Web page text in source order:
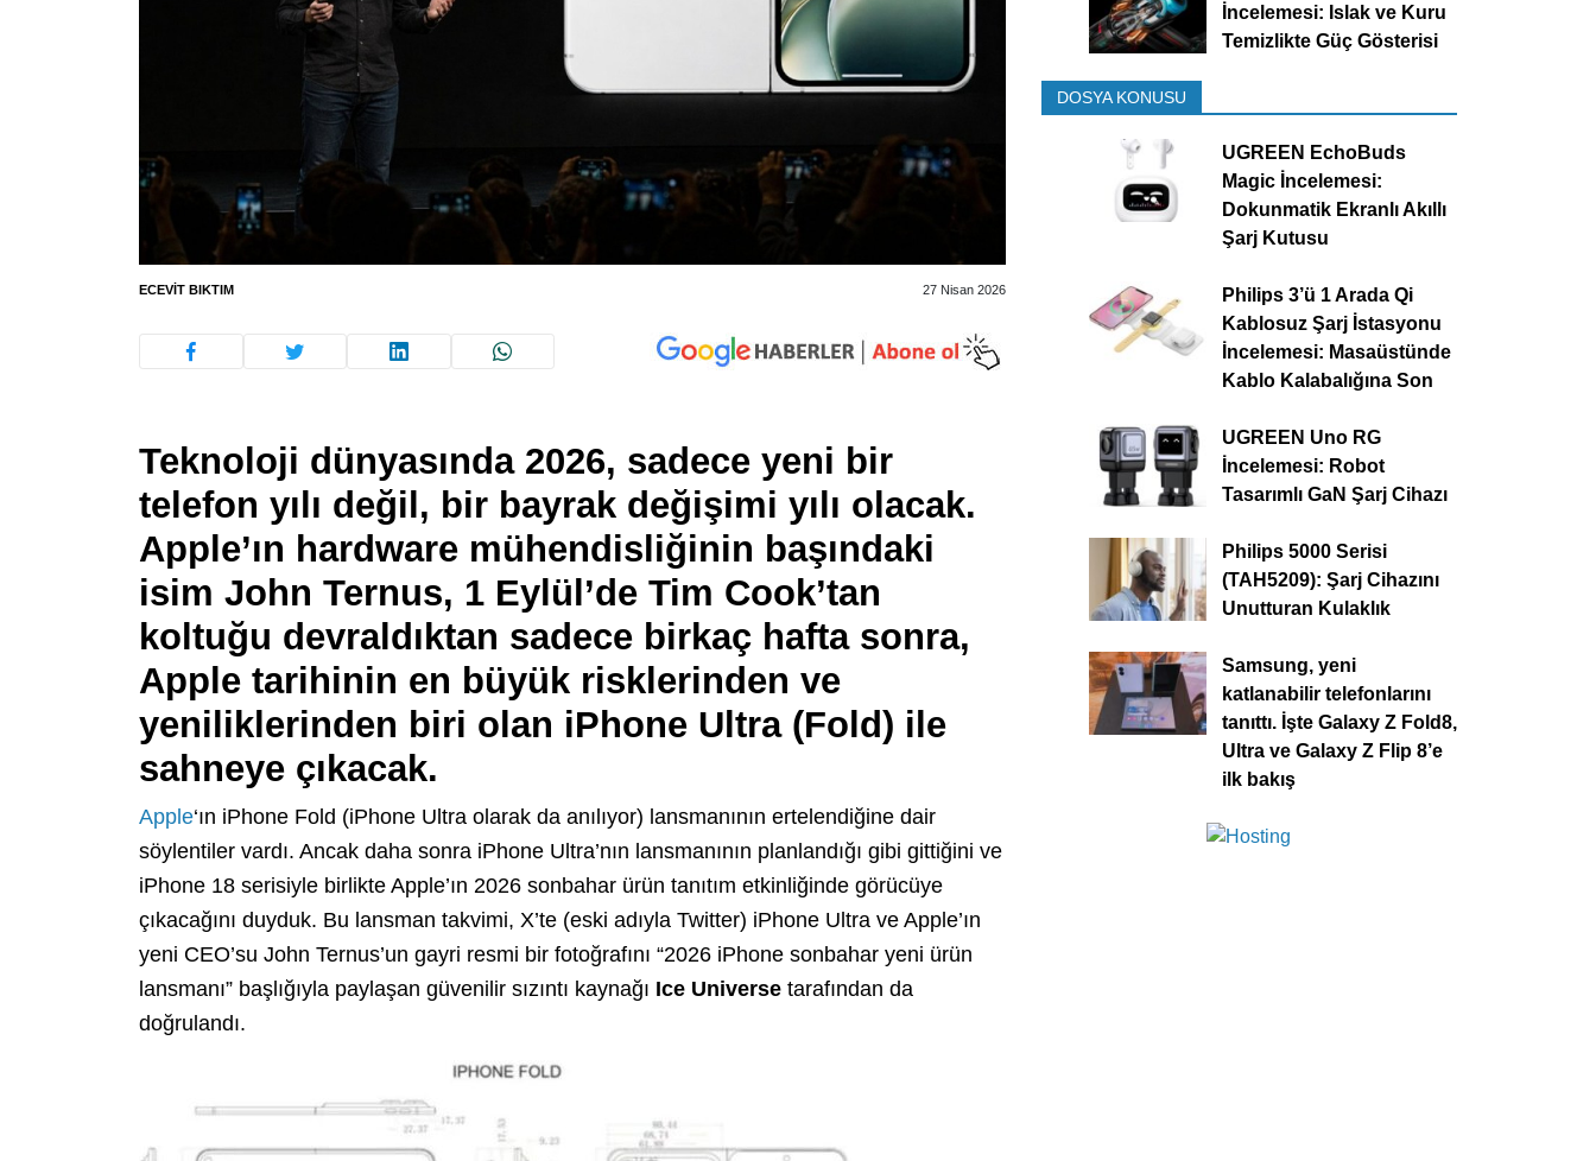
ECEVIT BIKTIM 27 Nisan 2026
Teknoloji dünyasında 2026, sadece yeni bir
telefon yılı değil, bir bayrak değişimi yılı olacak.
Apple’ın hardware mühendisliğinin başındaki
isim John Ternus, 1 Eylül’de Tim Cook’tan
koltuğu devraldıktan sadece birkaç hafta sonra,
Apple tarihinin en büyük risklerinden ve
yeniliklerinden biri olan iPhone Ultra (Fold) ile
sahneye çıkacak.
Apple‘ın iPhone Fold (iPhone Ultra olarak da anılıyor) lansmanının ertelendiğine dair
söylentiler vardı. Ancak daha sonra iPhone Ultra’nın lansmanının planlandığı gibi gittiğini ve
iPhone 18 serisiyle birlikte Apple’ın 2026 sonbahar ürün tanıtım etkinliğinde görücüye
çıkacağını duyduk. Bu lansman takvimi, X’te (eski adıyla Twitter) iPhone Ultra ve Apple’ın
yeni CEO’su John Ternus’un gayri resmi bir fotoğrafını “2026 iPhone sonbahar yeni ürün
lansmanı” başlığıyla paylaşan güvenilir sızıntı kaynağı Ice Universe tarafından da
doğrulandı.
İncelemesi: Islak ve Kuru
Temizlikte Güç Gösterisi
DOSYA KONUSU
UGREEN EchoBuds
Magic İncelemesi:
Dokunmatik Ekranlı Akıllı
Şarj Kutusu
Philips 3’ü 1 Arada Qi
Kablosuz Şarj İstasyonu
İncelemesi: Masaüstünde
Kablo Kalabalığına Son
UGREEN Uno RG
İncelemesi: Robot
Tasarımlı GaN Şarj Cihazı
Philips 5000 Serisi
(TAH5209): Şarj Cihazını
Unutturan Kulaklık
Samsung, yeni
katlanabilir telefonlarını
tanıttı. İşte Galaxy Z Fold8,
Ultra ve Galaxy Z Flip 8’e
ilk bakış